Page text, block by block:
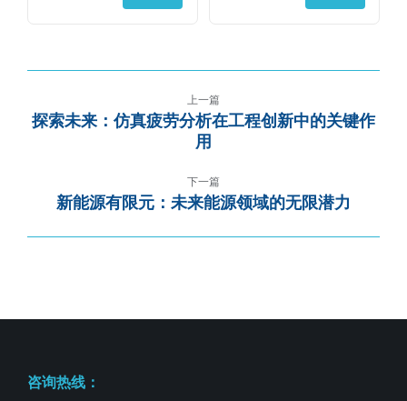
上一篇
探索未来：仿真疲劳分析在工程创新中的关键作
用
下一篇
新能源有限元：未来能源领域的无限潜力
咨询热线：